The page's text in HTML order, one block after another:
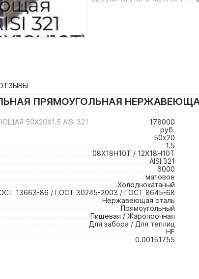
ПРЯМОУГОЛЬНАЯ НЕРЖАВЕЮЩАЯ
50Х20Х1.5 AISI 321
178000
руб.
50х20
1.5
08Х18Н10Т / 12Х18Н10Т
AISI 321
6000
матовое
Холоднокатаный
13663-86 / ГОСТ 30245-2003 / ГОСТ 8645-68
Нержавеющая сталь
Прямоугольный
Пищевая / Жаропрочная
Для забора / Для теплиц
HF
0.00151755